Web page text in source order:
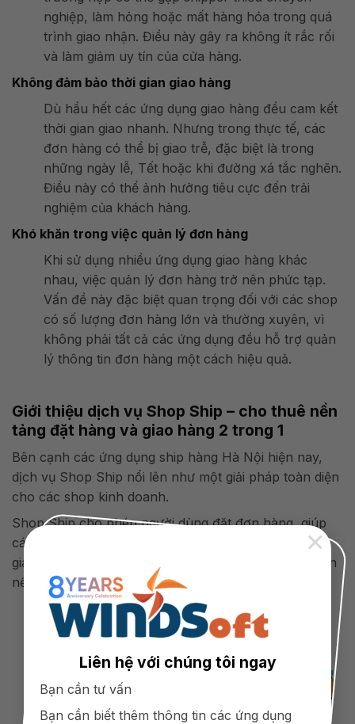
Liên hệ với chúng tôi ngay
Bạn cần tư vấn
Bạn cần biết thêm thông tin các ứng dụng
×
nghiệp, làm hỏng hoặc mất hàng hóa trong quá
trình giao nhận. Điều này gây ra không ít rắc rối
và làm giảm uy tín của cửa hàng.
Không đảm bảo thời gian giao hàng
Dù hầu hết các ứng dụng giao hàng đều cam kết
thời gian giao nhanh. Nhưng trong thực tế, các
đơn hàng có thể bị giao trễ, đặc biệt là trong
những ngày lễ, Tết hoặc khi đường xá tắc nghẽn.
Điều này có thể ảnh hưởng tiêu cực đến trải
nghiệm của khách hàng.
Khó khăn trong việc quản lý đơn hàng
Khi sử dụng nhiều ứng dụng giao hàng khác
nhau, việc quản lý đơn hàng trở nên phức tạp.
Vấn đề này đặc biệt quan trọng đối với các shop
có số lượng đơn hàng lớn và thường xuyên, vì
không phải tất cả các ứng dụng đều hỗ trợ quản
lý thông tin đơn hàng một cách hiệu quả.
Giới thiệu dịch vụ Shop Ship – cho thuê nền
tảng đặt hàng và giao hàng 2 trong 1
Bên cạnh các ứng dụng ship hàng Hà Nội hiện nay,
dịch vụ Shop Ship nổi lên như một giải pháp toàn diện
cho các shop kinh doanh.
Shop Ship cho phép người dùng đặt đơn hàng, giúp
các shop dễ dàng điều hành từ khâu đặt hàng đến
giao hàng, và cả quản lý đơn hàng trực tiếp ngay trên
nền tảng Zalo với MiniApp.